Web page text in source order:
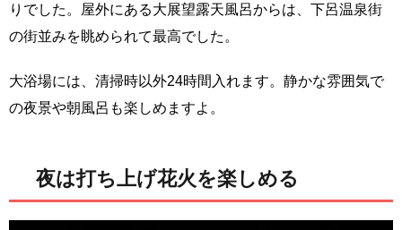
りでした。屋外にある大展望露天風呂からは、下呂温泉街
の街並みを眺められて最高でした。
大浴場には、清掃時以外24時間入れます。静かな雰囲気で
の夜景や朝風呂も楽しめますよ。
夜は打ち上げ花火を楽しめる